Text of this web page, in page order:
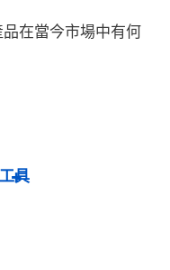
在當今市場中有何
具